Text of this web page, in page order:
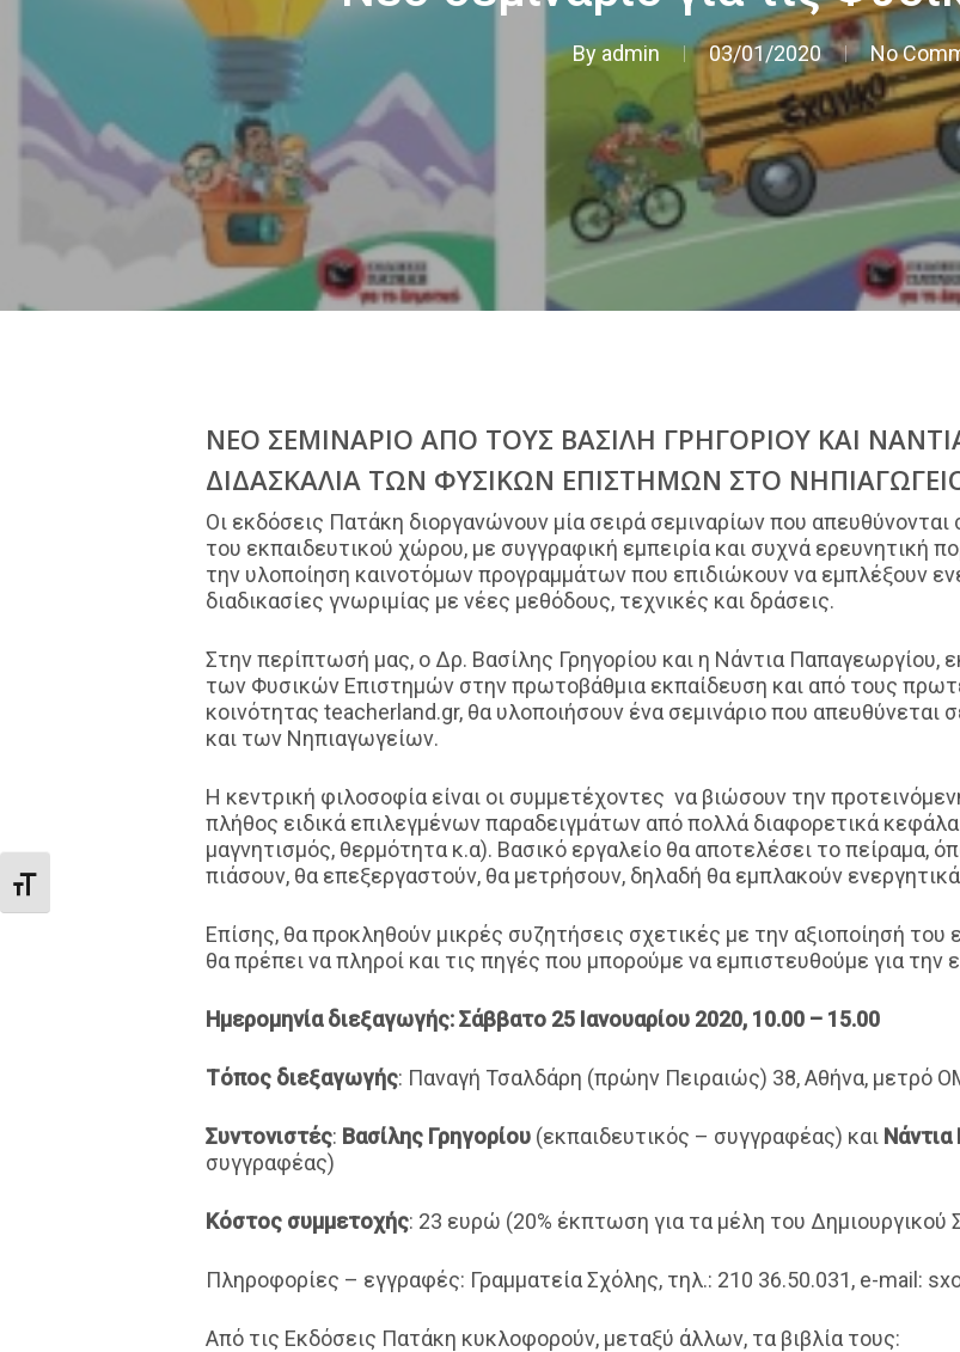
Εναλλαγή Μεγέθους Γραμμάτων
Byadmin 03/01/2020 No
ΝΕΟ ΣΕΜΙΝΑΡΙΟ ΑΠΟ ΤΟΥΣ ΒΑΣΙΛΗ ΓΡΗΓΟΡΙΟΥ ΚΑΙ
ΔΙΔΑΣΚΑΛΙΑ ΤΩΝ ΦΥΣΙΚΩΝ ΕΠΙΣΤΗΜΩΝ ΣΤΟ
Οι εκδόσεις Πατάκη διοργανώνουν μία σειρά σεμιναρίων που
του εκπαιδευτικού χώρου, με συγγραφική εμπειρία και συχνά ερευνητική
την υλοποίηση καινοτόμων προγραμμάτων που επιδιώκουν να εμπλέξουν
διαδικασίες γνωριμίας με νέες μεθόδους, τεχνικές και δράσεις.
Στην περίπτωσή μας, ο Δρ. Βασίλης Γρηγορίου και η Νάντια Παπαγεωργίου,
των Φυσικών Επιστημών στην πρωτοβάθμια εκπαίδευση και από τους
κοινότητας teacherland.gr, θα υλοποιήσουν ένα σεμινάριο που
και των Νηπιαγωγείων.
Η κεντρική φιλοσοφία είναι οι συμμετέχοντες να βιώσουν την
πλήθος ειδικά επιλεγμένων παραδειγμάτων από πολλά διαφορετικά
μαγνητισμός, θερμότητα κ.α). Βασικό εργαλείο θα αποτελέσει το πείραμα,
πιάσουν, θα επεξεργαστούν, θα μετρήσουν, δηλαδή θα εμπλακούν
Επίσης, θα προκληθούν μικρές συζητήσεις σχετικές με την αξιοποίησή του
θα πρέπει να πληροί και τις πηγές που μπορούμε να εμπιστευθούμε για την
Ημερομηνία διεξαγωγής: Σάββατο 25 Ιανουαρίου 2020, 10.00 – 15.00
Τόπος διεξαγωγής: Παναγή Τσαλδάρη (πρώην Πειραιώς) 38, Αθήνα, μετρό
Συντονιστές: Βασίλης Γρηγορίου (εκπαιδευτικός – συγγραφέας) και
συγγραφέας)
Κόστος συμμετοχής: 23 ευρώ (20% έκπτωση για τα μέλη του Δημιουργικού
Πληροφορίες – εγγραφές: Γραμματεία Σχόλης, τηλ.: 210 36.50.031, e-mail:
Από τις Εκδόσεις Πατάκη κυκλοφορούν, μεταξύ άλλων, τα βιβλία τους: